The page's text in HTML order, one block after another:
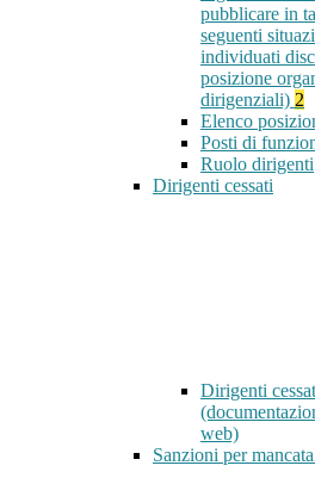
pubblicare in
seguenti
individuati
posizione
dirigenziali) 2
Elenco
Posti di
Ruolo dirigenti
Dirigenti cessati
Dirigenti
web)
Sanzioni per